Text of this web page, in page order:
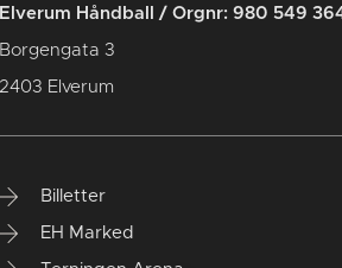
Elverum Håndball / Orgnr: 980 549
Borgengata 3
2403 Elverum
Billetter
EH Marked